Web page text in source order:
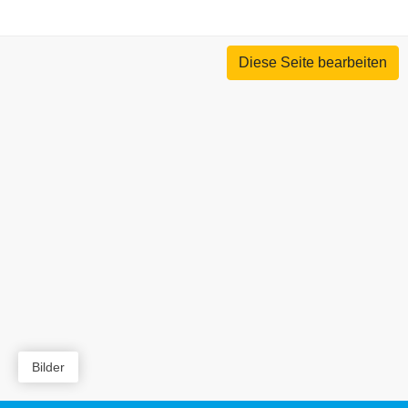
Diese Seite bearbeiten
Bilder